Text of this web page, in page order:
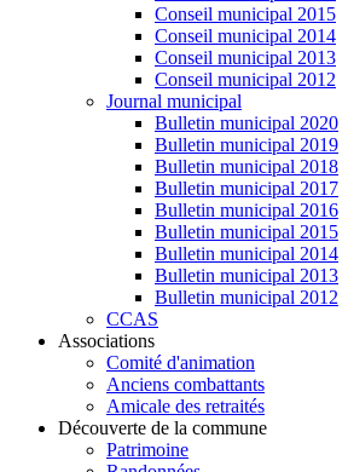
Conseil municipal 2015
Conseil municipal 2014
Conseil municipal 2013
Conseil municipal 2012
Journal municipal
Bulletin municipal 2020
Bulletin municipal 2019
Bulletin municipal 2018
Bulletin municipal 2017
Bulletin municipal 2016
Bulletin municipal 2015
Bulletin municipal 2014
Bulletin municipal 2013
Bulletin municipal 2012
CCAS
Associations
Comité d'animation
Anciens combattants
Amicale des retraités
Découverte de la commune
Patrimoine